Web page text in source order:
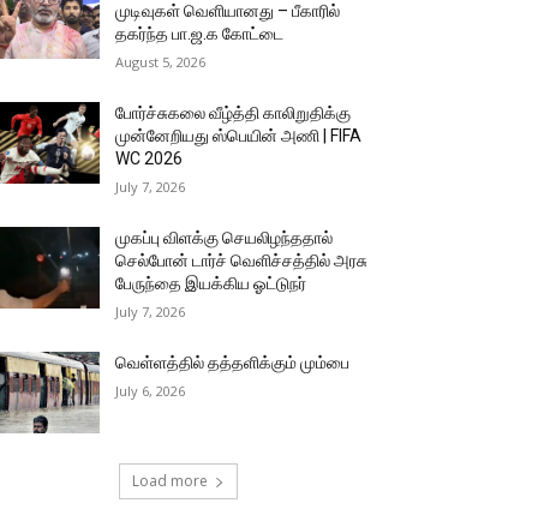
முடிவுகள் வெளியானது – பீகாரில்
தகர்ந்த பா.ஜ.க கோட்டை
August 5, 2026
போர்ச்சுகலை வீழ்த்தி காலிறுதிக்கு
முன்னேறியது ஸ்பெயின் அணி | FIFA
WC 2026
July 7, 2026
முகப்பு விளக்கு செயலிழந்ததால்
செல்போன் டார்ச் வெளிச்சத்தில் அரசு
பேருந்தை இயக்கிய ஓட்டுநர்
July 7, 2026
வெள்ளத்தில் தத்தளிக்கும் மும்பை
July 6, 2026
Load more